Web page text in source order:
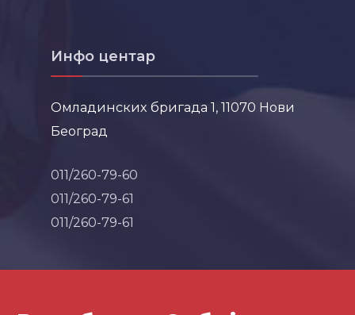
Инфо центар
Омладинских бригада 1, 11070 Нови
Београд
011/260-79-60
011/260-79-61
011/260-79-61